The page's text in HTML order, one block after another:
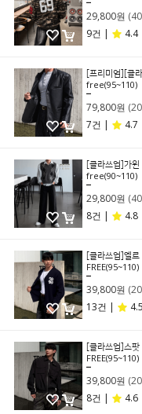
29,800원
9건 |
4.4
[프리미엄][클
free(95~110)
79,800원
7건 |
4.7
[클라쓰업]가
free(90~110)
29,800원
8건 |
4.8
[클라쓰업]엘
FREE(95~110)
39,800원
13건 |
4.5
[클라쓰업]스
FREE(95~110)
39,800원
8건 |
4.6